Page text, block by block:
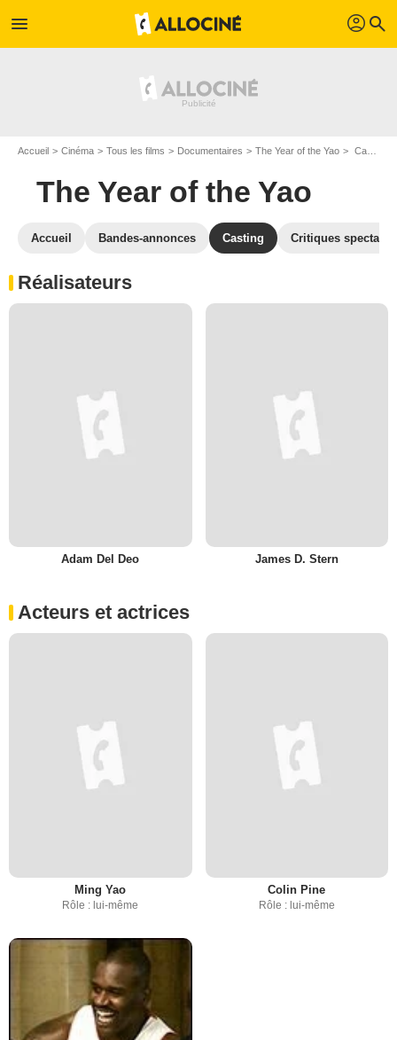
menu profil search
Accueil Cinéma Tous les films Documentaires The Year of the Yao Casting The Year of the Yao
The Year of the Yao
Accueil Bandes-annonces Casting Critiques
Réalisateurs
Adam Del Deo James D. Stern
Acteurs et actrices
Ming Yao
Rôle : lui-même
Colin Pine
Rôle : lui-même